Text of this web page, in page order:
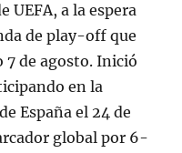
UEFA, a la espera
de play-off que
7 de agosto. Inició
en la
España el 24 de
global por 6-